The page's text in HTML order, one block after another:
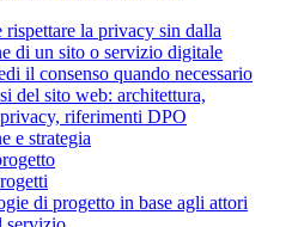
rispettare la privacy sin dalla
di un sito o servizio digitale
il consenso quando necessario
del sito web: architettura,
riferimenti DPO
e strategia
di progetto in base agli attori